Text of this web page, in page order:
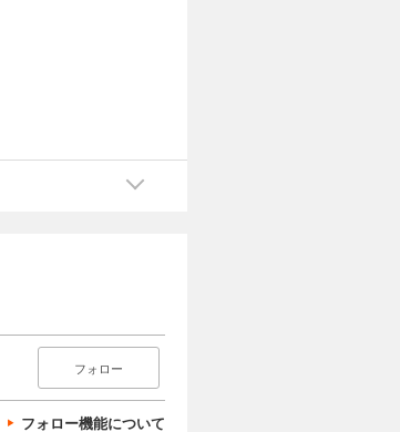
フォロー
フォロー機能について